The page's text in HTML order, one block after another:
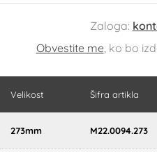
Zaloga:
Obvestite me, ko bo
Velikost Šifra artikla
273mm M22.0094.273